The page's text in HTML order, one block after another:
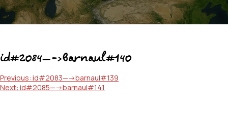
id#2084—->barnaul#140
Навигация
по
Previous: id#2083—->barnaul#139
Next: id#2085—->barnaul#141